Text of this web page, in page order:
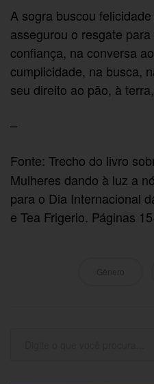
A sogra buscou
assegurou o resgate
confiança, na conversa
cumplicidade, na busca,
seu direito ao pão, à
–
Fonte: Trecho do livro
Mulheres dando à luz a
para o Dia Internacional
e Tea Frigerio. Páginas